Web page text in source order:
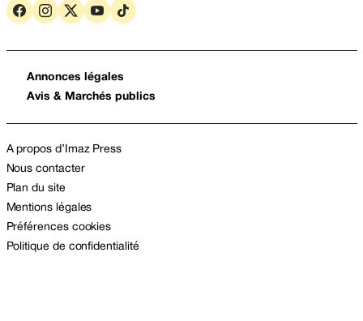
Annonces légales
Avis & Marchés publics
A propos d’Imaz Press
Nous contacter
Plan du site
Mentions légales
Préférences cookies
Politique de confidentialité